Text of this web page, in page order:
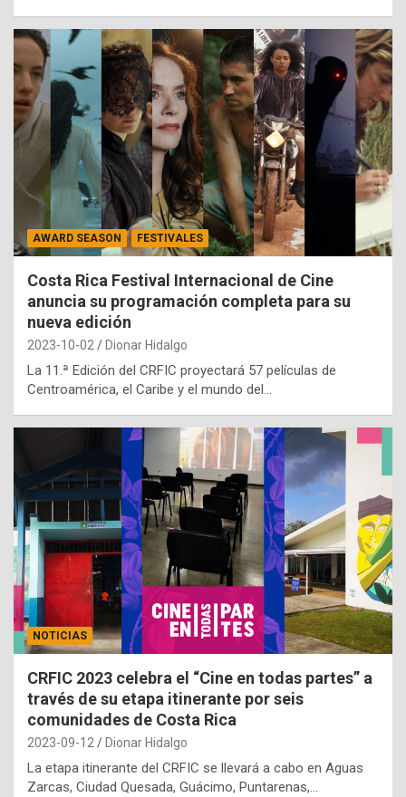
AWARD SEASON FESTIVALES
Costa Rica Festival Internacional de Cine
anuncia su programación completa para su
nueva edición
2023-10-02 Dionar Hidalgo
La 11.ª Edición del CRFIC proyectará 57 películas de
Centroamérica, el Caribe y el mundo del…
NOTICIAS
CRFIC 2023 celebra el “Cine en todas partes” a
través de su etapa itinerante por seis
comunidades de Costa Rica
2023-09-12 Dionar Hidalgo
La etapa itinerante del CRFIC se llevará a cabo en Aguas
Zarcas, Ciudad Quesada, Guácimo, Puntarenas,…